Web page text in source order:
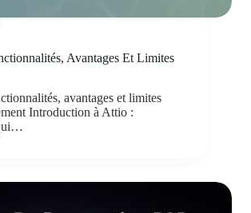
Avantages Et Limites
avantages et limites
Introduction à Attio :